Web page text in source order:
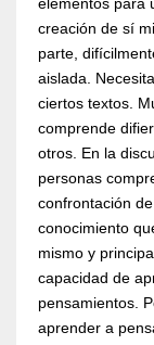
creación de sí
parte,
aislada.
ciertos textos.
comprende
otros. En la
personas
confrontación
conocimiento
mismo y
capacidad de
pensamientos.
aprender a